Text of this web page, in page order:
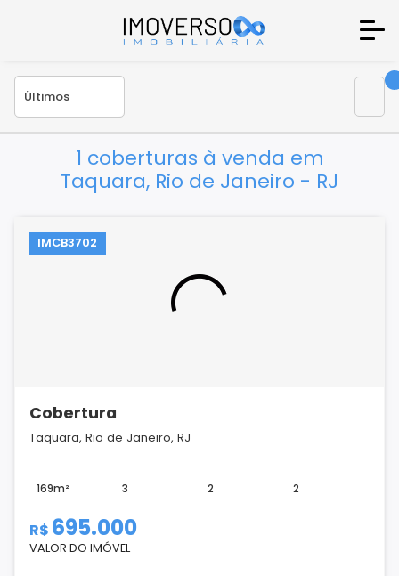
1 coberturas à venda em
Taquara, Rio de Janeiro - RJ
IMCB3702
Cobertura
Taquara, Rio de Janeiro, RJ
169m² 3 2 2
R$ 695.000
VALOR DO IMÓVEL